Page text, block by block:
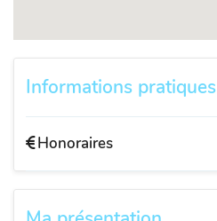
Informations pratiques
Honoraires